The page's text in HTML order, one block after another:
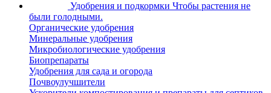
Удобрения и подкормки Чтобы растения не
были голодными.
Органические удобрения
Минеральные удобрения
Микробиологические удобрения
Биопрепараты
Удобрения для сада и огорода
Почвоулучшители